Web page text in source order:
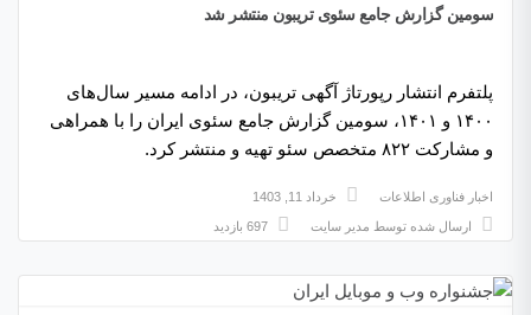
سومین گزارش جامع سئوی تریبون منتشر شد
پلتفرم انتشار رپورتاژ آگهی تریبون، در ادامه مسیر سال‌‌‌‌‎های
۱۴۰۰ و ۱۴۰۱، سومین گزارش جامع سئوی ایران را با همراهی
و مشارکت ۸۲۲ متخصص سئو تهیه و منتشر کرد.
اخبار فناوری اطلاعات خرداد 11, 1403
ارسال شده توسط مدیر سایت